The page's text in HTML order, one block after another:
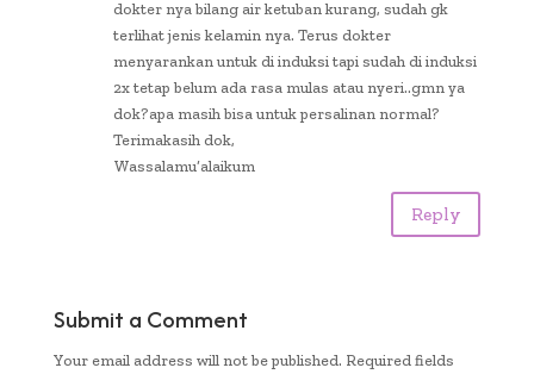
dokter nya bilang air ketuban kurang, sudah gk
terlihat jenis kelamin nya. Terus dokter
menyarankan untuk di induksi tapi sudah di induksi
2x tetap belum ada rasa mulas atau nyeri..gmn ya
dok?apa masih bisa untuk persalinan normal?
Terimakasih dok,
Wassalamu’alaikum
Reply
Submit a Comment
Your email address will not be published. Required fields